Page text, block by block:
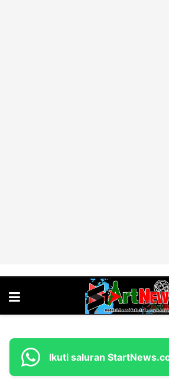
Ikuti saluran